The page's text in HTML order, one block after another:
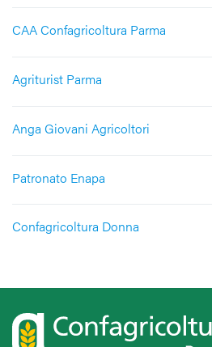
CAA Confagricoltura Parma
Agriturist Parma
Anga Giovani Agricoltori
Patronato Enapa
Confagricoltura Donna